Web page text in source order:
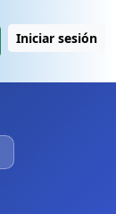
Iniciar sesión